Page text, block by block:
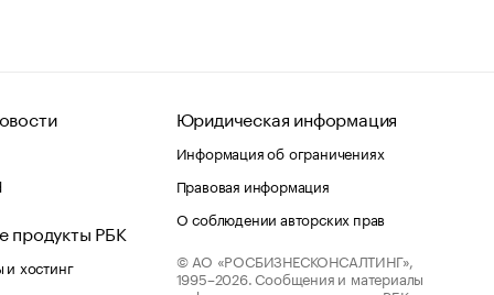
продукты РБК
хостинг
Юридическая информация
Информация об ограничениях
Правовая информация
О соблюдении авторских прав
© АО «РОСБИЗНЕСКОНСАЛТИНГ»,
1995–2026. Сообщения и материалы